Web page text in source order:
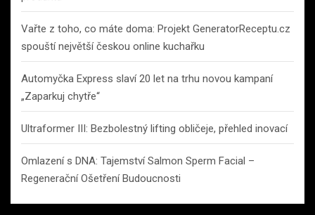
Vařte z toho, co máte doma: Projekt GeneratorReceptu.cz
spouští největší českou online kuchařku
Automyčka Express slaví 20 let na trhu novou kampaní
„Zaparkuj chytře“
Ultraformer III: Bezbolestný lifting obličeje, přehled inovací
Omlazení s DNA: Tajemství Salmon Sperm Facial –
Regenerační Ošetření Budoucnosti